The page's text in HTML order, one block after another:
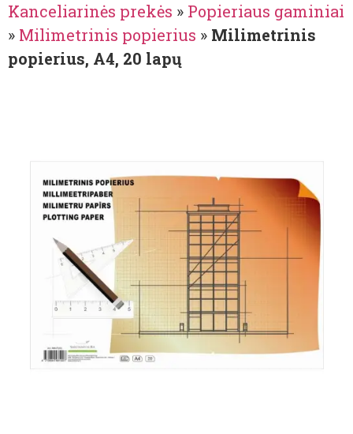
Kanceliarinės prekės » Popieriaus gaminiai
» Milimetrinis popierius » Milimetrinis
popierius, A4, 20 lapų